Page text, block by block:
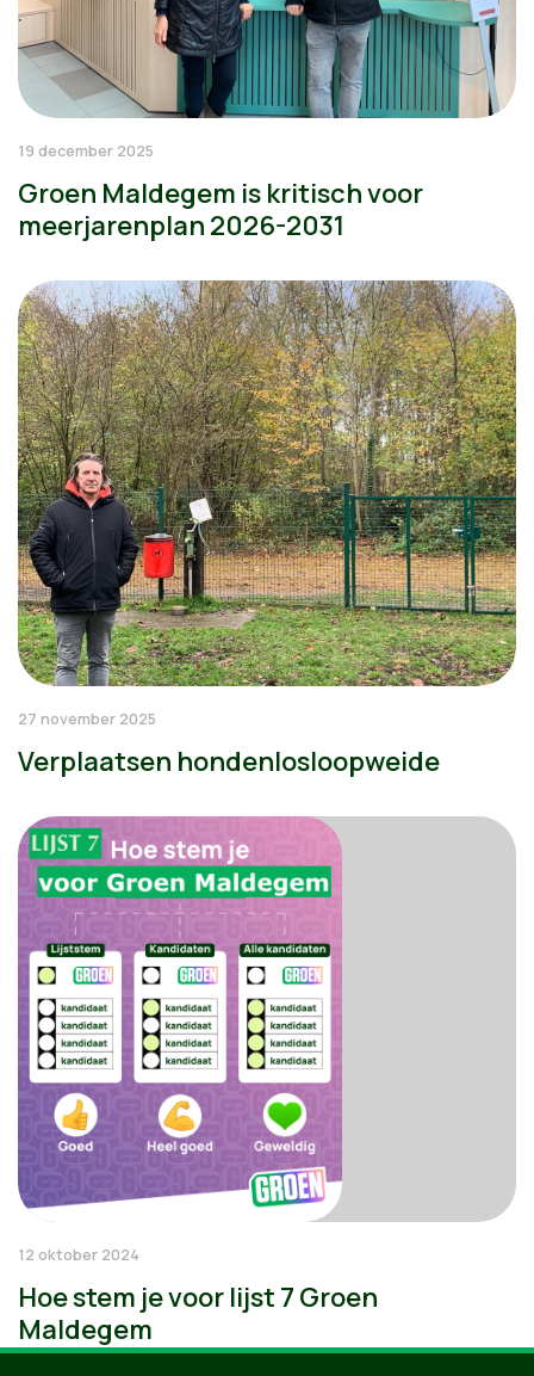
19 december 2025
Groen Maldegem is kritisch voor
meerjarenplan 2026-2031
27 november 2025
Verplaatsen hondenlosloopweide
12 oktober 2024
Hoe stem je voor lijst 7 Groen
Maldegem